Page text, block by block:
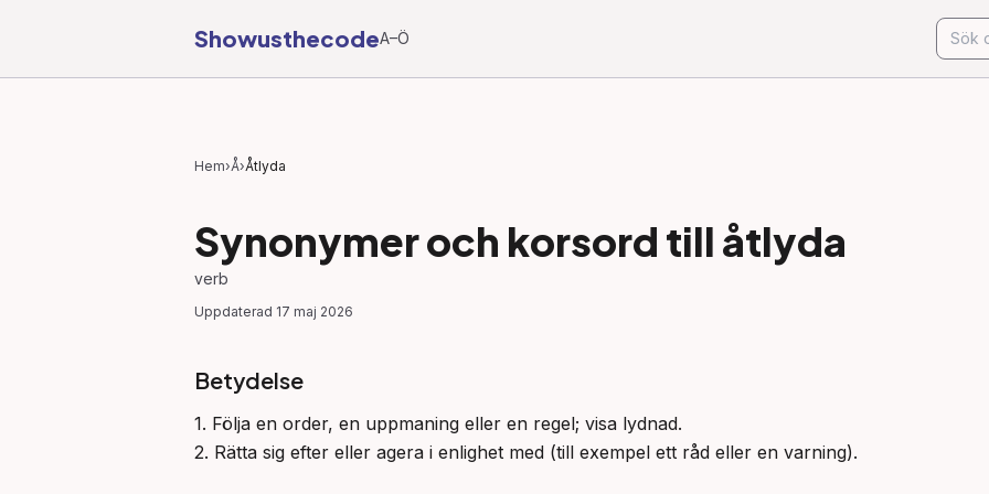
ShowusthecodeA–Ö
Hem›Å›Åtlyda
Synonymer och korsord till åtlyda
verb
Uppdaterad 17 maj 2026
Betydelse
1. Följa en order, en uppmaning eller en regel; visa lydnad.
2. Rätta sig efter eller agera i enlighet med (till exempel ett råd eller en varning).